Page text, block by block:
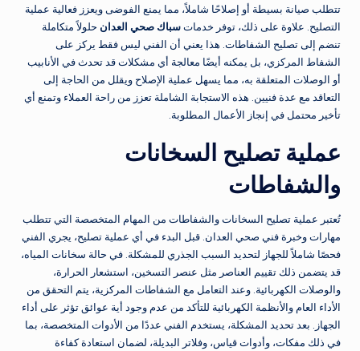
تتطلب صيانة بسيطة أو إصلاحًا شاملاً، مما يمنع الفوضى ويعزز فعالية عملية
التصليح. علاوة على ذلك، توفر خدماتسباك صحي العدان حلولاً متكاملة
تنضم إلى تصليح الشفاطات. هذا يعني أن الفني ليس فقط يركز على
الشفاط المركزي، بل يمكنه أيضًا معالجة أي مشكلات قد تحدث في الأنابيب
أو الوصلات المتعلقة به، مما يسهل عملية الإصلاح ويقلل من الحاجة إلى
التعاقد مع عدة فنيين. هذه الاستجابة الشاملة تعزز من راحة العملاء وتمنع أي
تأخير محتمل في إنجاز الأعمال المطلوبة.
عملية تصليح السخانات
والشفاطات
تُعتبر عملية تصليح السخانات والشفاطات من المهام المتخصصة التي تتطلب
مهارات وخبرة فني صحي العدان. قبل البدء في أي عملية تصليح، يجري الفني
فحصًا شاملاً للجهاز لتحديد السبب الجذري للمشكلة. في حالة سخانات المياه،
قد يتضمن ذلك تقييم العناصر مثل عنصر التسخين، استشعار الحرارة،
والوصلات الكهربائية. وعند التعامل مع الشفاطات المركزية، يتم التحقق من
الأداء العام والأنظمة الكهربائية للتأكد من عدم وجود أية عوائق تؤثر على أداء
الجهاز. بعد تحديد المشكلة، يستخدم الفني عددًا من الأدوات المتخصصة، بما
في ذلك مفكات، وأدوات قياس، وفلاتر البديلة، لضمان استعادة كفاءة